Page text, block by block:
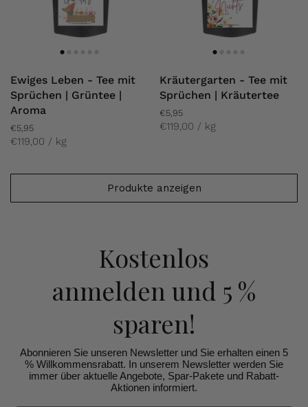
Ewiges Leben - Tee mit
Sprüchen | Grüntee |
Aroma
€5,95
€119,00 / kg
Kräutergarten - Tee mit
Sprüchen | Kräutertee
€5,95
€119,00 / kg
Produkte anzeigen
Kostenlos
anmelden und 5 %
sparen!
Abonnieren Sie unseren Newsletter und Sie erhalten einen 5
% Willkommensrabatt. In unserem Newsletter werden Sie
immer über aktuelle Angebote, Spar-Pakete und Rabatt-
Aktionen informiert.